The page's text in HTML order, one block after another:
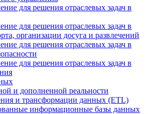
для решения отраслевых задач в
для решения отраслевых задач в
организации досуга и развлечений
для решения отраслевых задач в
для решения отраслевых задач в
и дополненной реальности
и трансформации данных (ETL)
информационные базы данных